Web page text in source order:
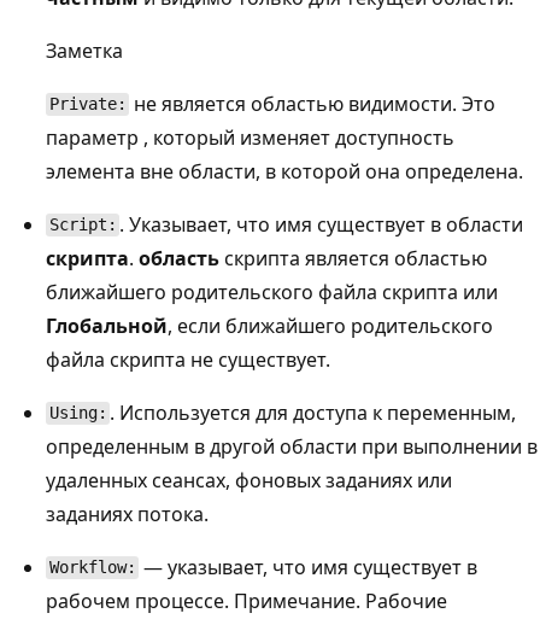
Заметка
Private:
не является областью видимости. Это
параметр , который изменяет доступность
элемента вне области, в которой она определена.
Script: . Указывает, что имя существует в области
скрипта. областьскрипта является областью
ближайшего родительского файла скрипта или
Глобальной, если ближайшего родительского
файла скрипта не существует.
Using: . Используется для доступа к переменным,
определенным в другой области при выполнении в
удаленных сеансах, фоновых заданиях или
заданиях потока.
Workflow: — указывает, что имя существует в
рабочем процессе. Примечание. Рабочие